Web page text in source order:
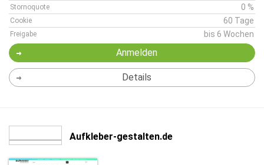
Stornoquote 0 %
Cookie 60 Tage
Freigabe bis 6 Wochen
Anmelden
Details
Aufkleber-gestalten.de